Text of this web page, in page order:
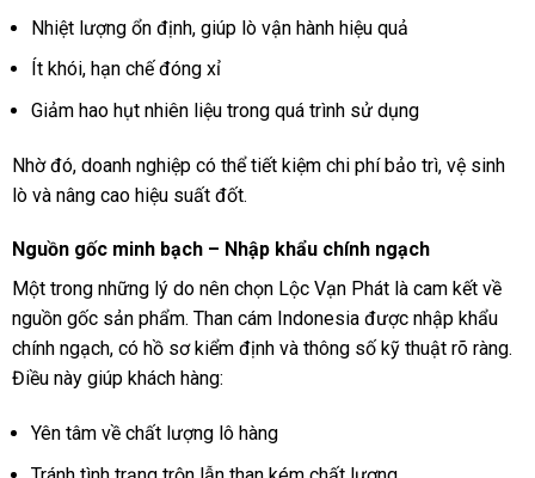
Nhiệt lượng ổn định, giúp lò vận hành hiệu quả
Ít khói, hạn chế đóng xỉ
Giảm hao hụt nhiên liệu trong quá trình sử dụng
Nhờ đó, doanh nghiệp có thể tiết kiệm chi phí bảo trì, vệ sinh
lò và nâng cao hiệu suất đốt.
Nguồn gốc minh bạch – Nhập khẩu chính ngạch
Một trong những lý do nên chọn Lộc Vạn Phát là cam kết về
nguồn gốc sản phẩm. Than cám Indonesia được nhập khẩu
chính ngạch, có hồ sơ kiểm định và thông số kỹ thuật rõ ràng.
Điều này giúp khách hàng:
Yên tâm về chất lượng lô hàng